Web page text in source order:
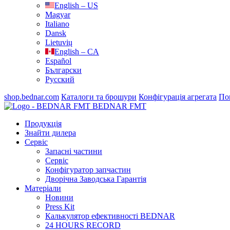
English – US
Magyar
Italiano
Dansk
Lietuvių
English – CA
Español
Български
Русский
shop.bednar.com Каталоги та брошури Конфігурація агрегата
BEDNAR FMT
Продукція
Знайти дилера
Сервіс
Запасні частини
Сервіс
Конфігуратор запчастин
Дворічна Заводська Гарантія
Матеріали
Новини
Press Kit
Калькулятор ефективності BEDNAR
24 HOURS RECORD